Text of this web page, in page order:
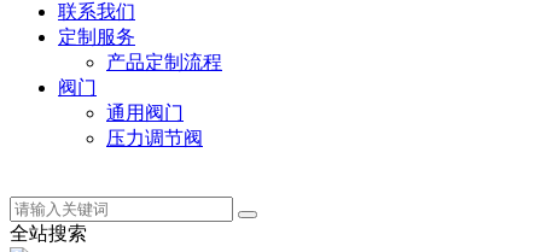
联系我们
定制服务
产品定制流程
阀门
通用阀门
压力调节阀
全站搜索